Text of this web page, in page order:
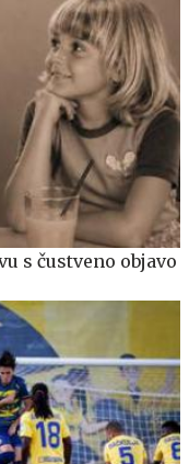
s čustveno objavo